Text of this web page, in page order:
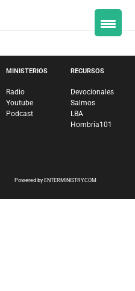
MINISTERIOS
Radio
Youtube
Podcast
RECURSOS
Devocionales
Salmos
LBA
Hombría101
Powered by ENTERMINISTRY.COM